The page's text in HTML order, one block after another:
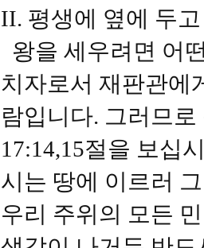
II. 평생에 옆에 두
왕을 세우려면 어
치자로서 재판관에
람입니다. 그러므
17:14,15절을 보십
시는 땅에 이르러
우리 주위의 모든